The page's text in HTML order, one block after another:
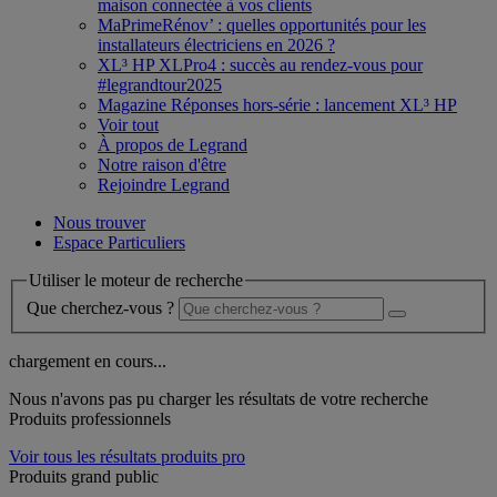
maison connectée à vos clients
MaPrimeRénov’ : quelles opportunités pour les
installateurs électriciens en 2026 ?
XL³ HP XLPro4 : succès au rendez-vous pour
#legrandtour2025
Magazine Réponses hors-série : lancement XL³ HP
Voir tout
À propos de Legrand
Notre raison d'être
Rejoindre Legrand
Nous trouver
Espace Particuliers
Utiliser le moteur de recherche
Que cherchez-vous ?
chargement en cours...
Nous n'avons pas pu charger les résultats de votre recherche
Produits professionnels
Voir tous les résultats produits pro
Produits grand public